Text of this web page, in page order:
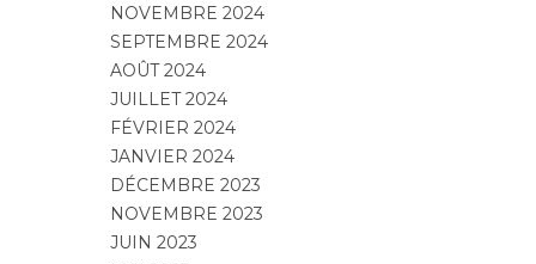
NOVEMBRE 2024
SEPTEMBRE 2024
AOÛT 2024
JUILLET 2024
FÉVRIER 2024
JANVIER 2024
DÉCEMBRE 2023
NOVEMBRE 2023
JUIN 2023